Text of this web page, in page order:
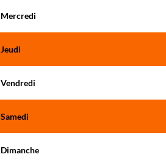
Mercredi
Jeudi
Vendredi
Samedi
Dimanche